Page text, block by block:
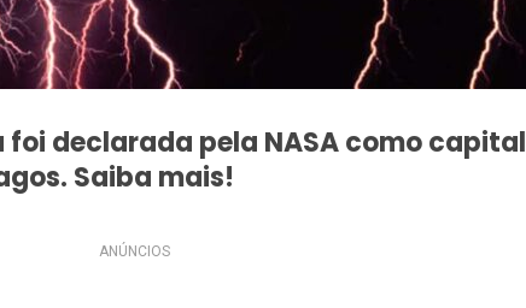
foi declarada pela NASA como capital
Saiba mais!
ANÚNCIOS